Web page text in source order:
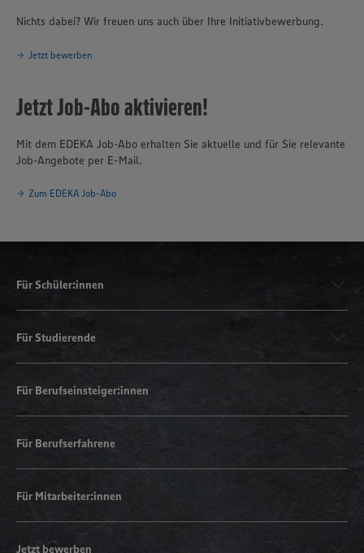
Nichts dabei? Wir freuen uns auch über Ihre Initiativbewerbung.
Jetzt bewerben
Jetzt Job-Abo aktivieren!
Mit dem EDEKA Job-Abo erhalten Sie aktuelle und für Sie relevante
Job-Angebote per E-Mail.
Zum EDEKA Job-Abo
Für Schüler:innen
Für Studierende
Für Berufseinsteiger:innen
Für Berufserfahrene
Für Mitarbeiter:innen
Jetzt bewerben